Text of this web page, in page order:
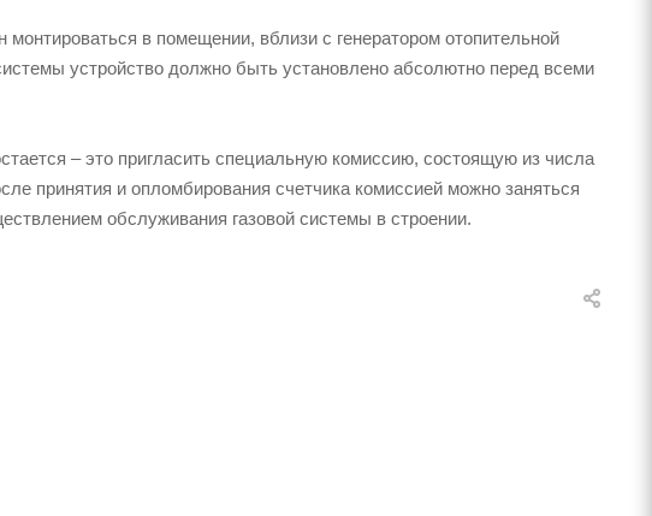
в помещении, вблизи с генератором отопительной
устройство должно быть установлено абсолютно перед всеми
– это пригласить специальную комиссию, состоящую из числа
принятия и опломбирования счетчика комиссией можно заняться
обслуживания газовой системы в строении.